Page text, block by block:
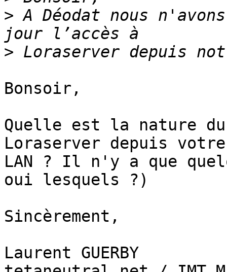
> A Déodat nous
>
Bonsoir,
Quelle est la nature
Loraserver depuis votre
LAN ? Il n'y a que
oui lesquels ?)
Sincèrement,
Laurent GUERBY